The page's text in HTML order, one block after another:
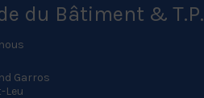
du Bâtiment & T.P.
Garros
Leu